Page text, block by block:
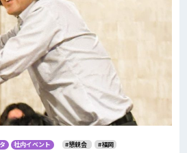
社内イベント #懇親会 #福岡